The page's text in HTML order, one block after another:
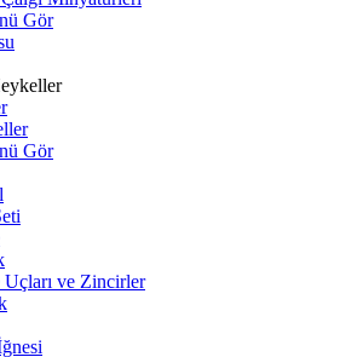
Gör
Gör
ve Zincirler